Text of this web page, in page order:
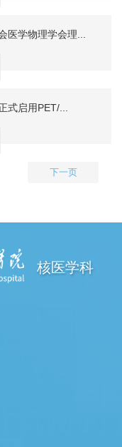
医学物理学会理...
式启用PET/...
下一页
核医学科